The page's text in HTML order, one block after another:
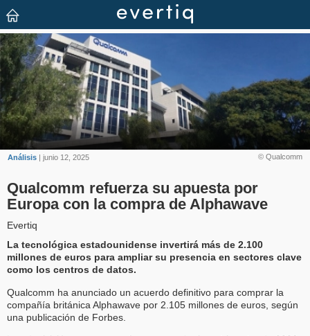
© Qualcomm
Análisis | junio 12, 2025
Qualcomm refuerza su apuesta por
Europa con la compra de Alphawave
Evertiq
La tecnológica estadounidense invertirá más de 2.100
millones de euros para ampliar su presencia en sectores clave
como los centros de datos.
Qualcomm ha anunciado un acuerdo definitivo para comprar la
compañía británica Alphawave por 2.105 millones de euros, según
una publicación de Forbes.